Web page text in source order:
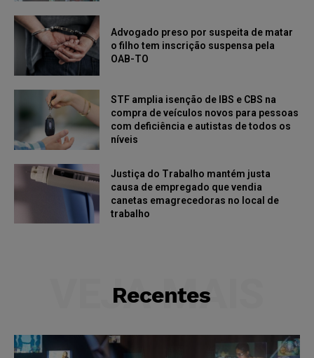
Advogado preso por suspeita de matar
o filho tem inscrição suspensa pela
OAB-TO
STF amplia isenção de IBS e CBS na
compra de veículos novos para pessoas
com deficiência e autistas de todos os
níveis
Justiça do Trabalho mantém justa
causa de empregado que vendia
canetas emagrecedoras no local de
trabalho
Recentes
VEJA MAIS